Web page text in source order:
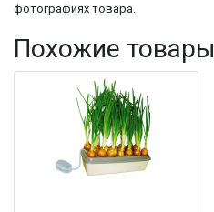
фотографиях товара.
Похожие товары